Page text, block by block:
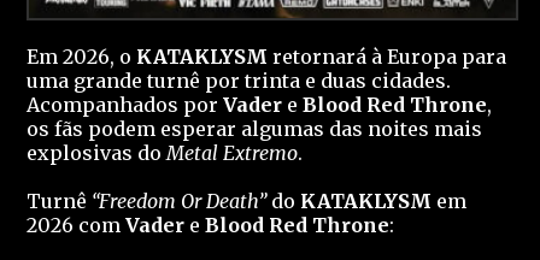
Em 2026, o KATAKLYSM retornará à Europa para
uma grande turnê por trinta e duas cidades.
Acompanhados porVader eBlood Red Throne,
os fãs podem esperar algumas das noites mais
explosivas doMetal Extremo.
Turnê “Freedom Or Death”do KATAKLYSM em
2026 comVader eBlood Red Throne: